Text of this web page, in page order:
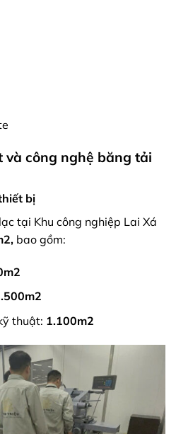
và công nghệ băng tải
bị
tại Khu công nghiệp Lai Xá
bao gồm:
thuật: 1.100m2